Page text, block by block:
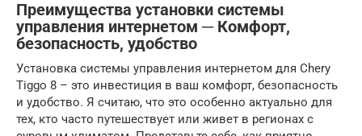
Преимущества установки системы
управления интернетом ─ Комфорт,
безопасность, удобство
Установка системы управления интернетом для Chery
Tiggo 8 – это инвестиция в ваш комфорт, безопасность
и удобство. Я считаю, что это особенно актуально для
тех, кто часто путешествует или живет в регионах с